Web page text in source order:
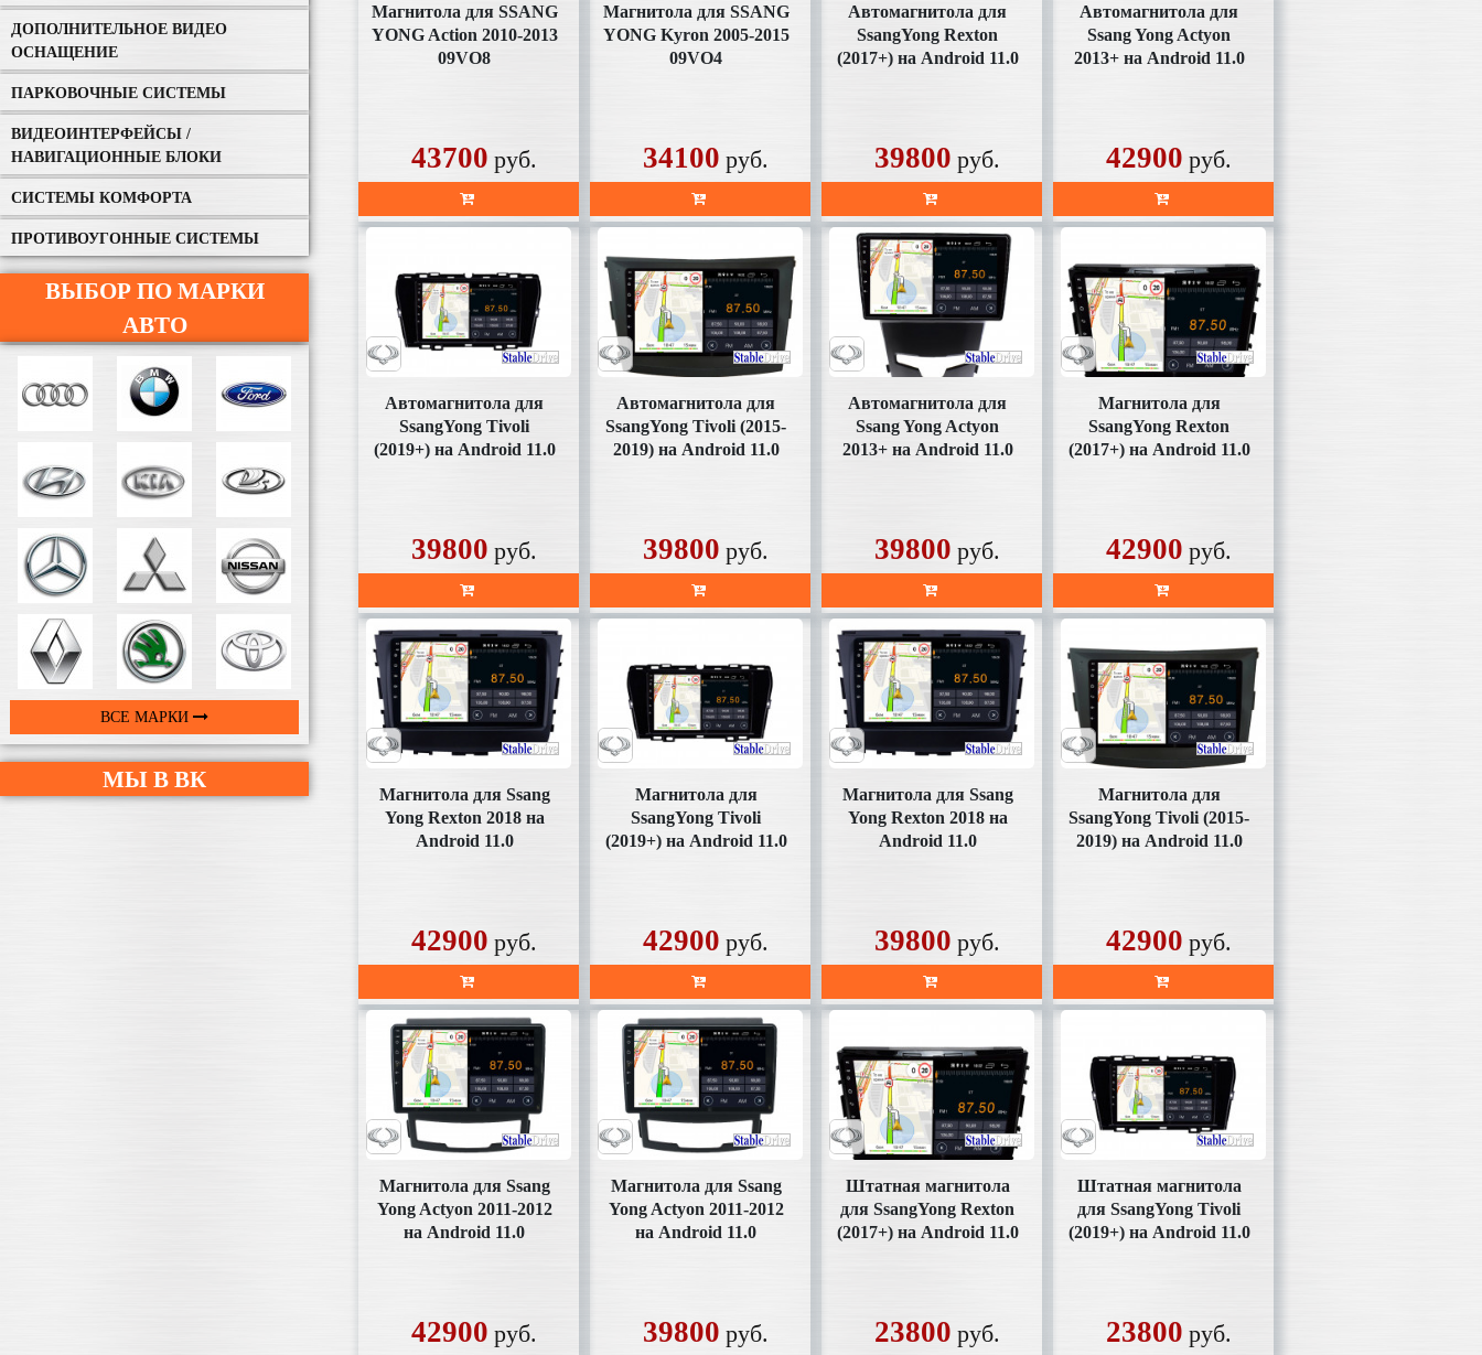
ДОПОЛНИТЕЛЬНОЕ ВИДЕО
ОСНАЩЕНИЕ
ПАРКОВОЧНЫЕ СИСТЕМЫ
ВИДЕОИНТЕРФЕЙСЫ /
НАВИГАЦИОННЫЕ БЛОКИ
СИСТЕМЫ КОМФОРТА
ПРОТИВОУГОННЫЕ СИСТЕМЫ
ВЫБОР ПО МАРКИ
АВТО
ВСЕ МАРКИ
МЫ В ВК
Магнитола для SSANG
YONG Action 2010-2013
09VO8
43700 руб.
Магнитола для SSANG
YONG Kyron 2005-2015
09VO4
34100 руб.
Автомагнитола для
SsangYong Rexton
(2017+) на Android 11.0
39800 руб.
Автомагнитола для
Ssang Yong Actyon
2013+ на Android 11.0
42900 руб.
Автомагнитола для
SsangYong Tivoli
(2019+) на Android 11.0
39800 руб.
Автомагнитола для
SsangYong Tivoli (2015-
2019) на Android 11.0
39800 руб.
Автомагнитола для
Ssang Yong Actyon
2013+ на Android 11.0
39800 руб.
Магнитола для
SsangYong Rexton
(2017+) на Android 11.0
42900 руб.
Магнитола для Ssang
Yong Rexton 2018 на
Android 11.0
42900 руб.
Магнитола для
SsangYong Tivoli
(2019+) на Android 11.0
42900 руб.
Магнитола для Ssang
Yong Rexton 2018 на
Android 11.0
39800 руб.
Магнитола для
SsangYong Tivoli (2015-
2019) на Android 11.0
42900 руб.
Магнитола для Ssang
Yong Actyon 2011-2012
на Android 11.0
42900 руб.
Магнитола для Ssang
Yong Actyon 2011-2012
на Android 11.0
39800 руб.
Штатная магнитола
для SsangYong Rexton
(2017+) на Android 11.0
23800 руб.
Штатная магнитола
для SsangYong Tivoli
(2019+) на Android 11.0
23800 руб.